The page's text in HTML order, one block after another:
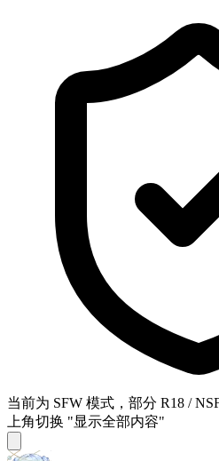
当前为 SFW 模式，部分 R18 /
上角切换 "显示全部内容"